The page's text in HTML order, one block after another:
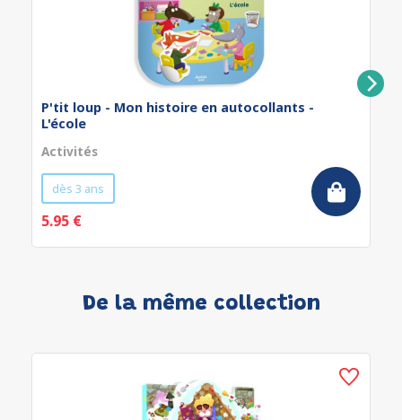
P'tit loup - Mon histoire en autocollants -
L'école
Activités
dès 3 ans
5.95 €
De la même collection